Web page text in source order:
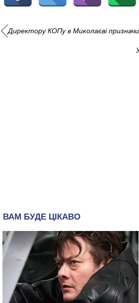
Директору КОПу в Миколаєві